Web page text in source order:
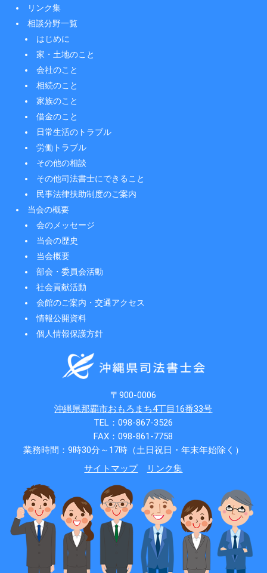
リンク集
相談分野一覧
はじめに
家・土地のこと
会社のこと
相続のこと
家族のこと
借金のこと
日常生活のトラブル
労働トラブル
その他の相談
その他司法書士にできること
民事法律扶助制度のご案内
当会の概要
会のメッセージ
当会の歴史
当会概要
部会・委員会活動
社会貢献活動
会館のご案内・交通アクセス
情報公開資料
個人情報保護方針
〒900-0006
沖縄県那覇市おもろまち4丁目16番33号
TEL：098-867-3526
FAX：098-861-7758
業務時間：9時30分～17時（土日祝日・年末年始除く）
サイトマップ
リンク集